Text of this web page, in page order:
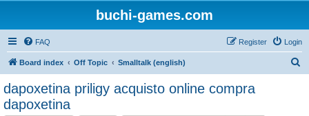
buchi-games.com
FAQ Login
Register
Board index Off Topic Smalltalk (english)
dapoxetina priligy acquisto online compra
dapoxetina